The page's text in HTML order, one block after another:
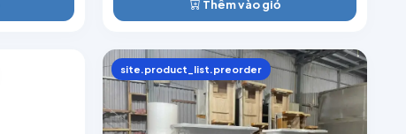
Thêm vào giỏ
site.product_list.preorder